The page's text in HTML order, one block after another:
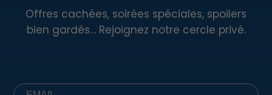
Offres cachées, soirées spéciales, spoilers
bien gardés… Rejoignez notre cercle privé.